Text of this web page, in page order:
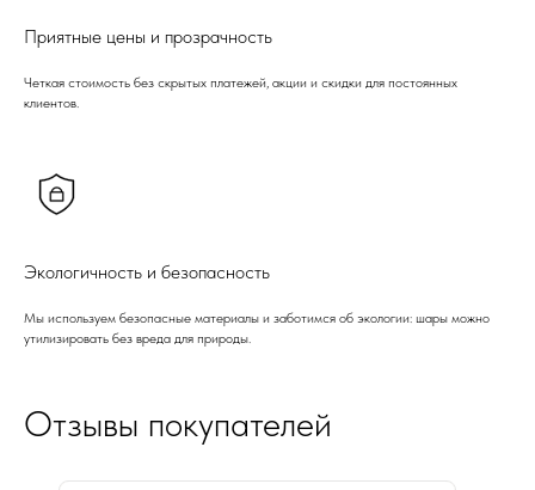
Приятные цены и прозрачность
Четкая стоимость без скрытых платежей, акции и скидки для постоянных
клиентов.
Экологичность и безопасность
Мы используем безопасные материалы и заботимся об экологии: шары можно
утилизировать без вреда для природы.
Отзывы покупателей